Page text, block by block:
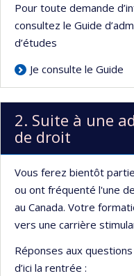
Pour toute demande
consultez le Guide
d’études
Je consulte le Guide
2. Suite à une
de droit
Vous ferez bientôt
ou ont fréquenté l'une
au Canada. Votre
vers une carrière
Réponses aux
d’ici la rentrée :